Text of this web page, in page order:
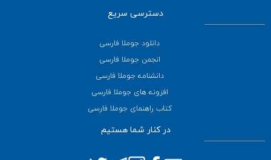
دسترسی سریع
دانلود جوملا فارسی
انجمن جوملا فارسی
دانشنامه جوملا فارسی
افزونه های جوملا فارسی
کتاب راهنمای جوملا فارسی
در کنار شما هستیم